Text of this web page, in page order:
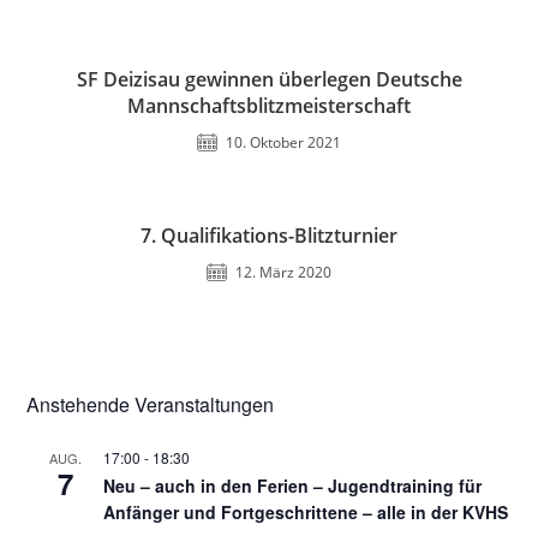
SF Deizisau gewinnen überlegen Deutsche
Mannschaftsblitzmeisterschaft
10. Oktober 2021
7. Qualifikations-Blitzturnier
12. März 2020
Anstehende Veranstaltungen
AUG.
7
17:00 - 18:30
Neu – auch in den Ferien – Jugendtraining für
Anfänger und Fortgeschrittene – alle in der KVHS